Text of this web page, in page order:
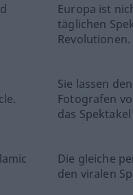
Europa ist
täglichen
Revolutionen.
Sie lassen
Fotografen
das
Die gleiche
den viralen